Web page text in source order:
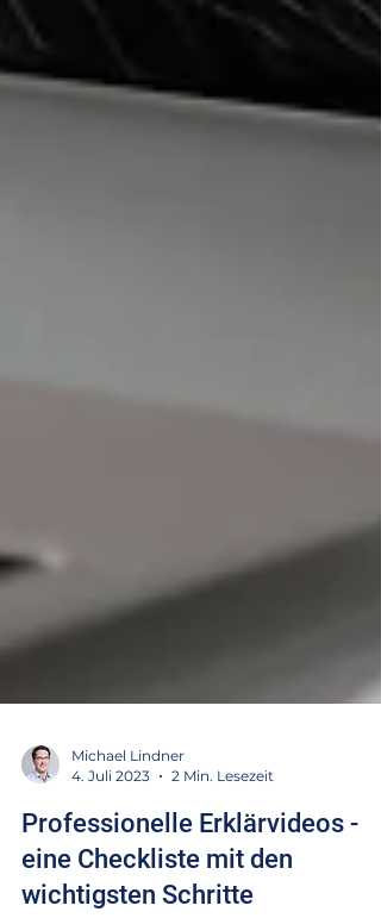
4. Juli 2023
2 Min. Lesezeit
Professionelle Erklärvideos -
eine Checkliste mit den